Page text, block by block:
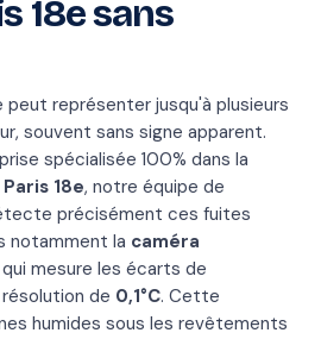
18e sans
peut représenter jusqu'à plusieurs
souvent sans signe apparent.
spécialisée 100% dans la
18e, notre équipe de
précisément ces fuites
notamment la caméra
mesure les écarts de
de 0,1°C. Cette
humides sous les revêtements